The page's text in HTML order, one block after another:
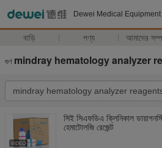
Dewei Medical Equipment
বাড়ি পণ্য আমাদের
গুণ mindray hematology analyzer
সিই সিএফডিএ ক্লিনিকাল
হেমাটোলজি রেজেন্ট